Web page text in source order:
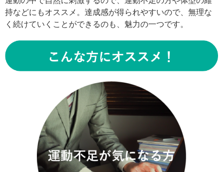
持などにもオススメ。達成感が得られやすいので、無理な
く続けていくことができるのも、魅力の一つです。